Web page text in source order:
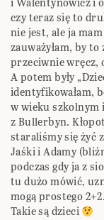
czy teraz się to
nie jest, ale ja
zauważyłam, by to
przeciwnie wręcz,
A potem były
identyfikowałam,
w wieku szkolnym
z Bullerbyn.
staraliśmy się żyć
Jaśki i Adamy
podczas gdy ja z
tu dużo mówić,
mogą prostego 2+2.
Takie są dzieci